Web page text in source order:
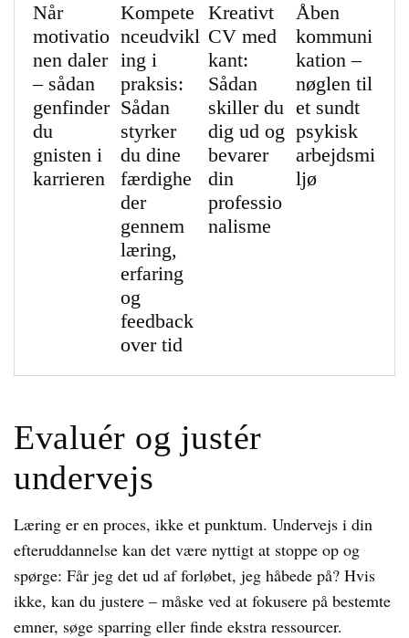
Når
motivatio
nen daler
– sådan
genfinder
du
gnisten i
karrieren
Kompete
nceudvikl
ing i
praksis:
Sådan
styrker
du dine
færdighe
der
gennem
læring,
erfaring
og
feedback
over tid
Kreativt
CV med
kant:
Sådan
skiller du
dig ud og
bevarer
din
professio
nalisme
Åben
kommuni
kation –
nøglen til
et sundt
psykisk
arbejdsmi
ljø
Evaluér og justér
undervejs
Læring er en proces, ikke et punktum. Undervejs i din
efteruddannelse kan det være nyttigt at stoppe op og
spørge: Får jeg det ud af forløbet, jeg håbede på? Hvis
ikke, kan du justere – måske ved at fokusere på bestemte
emner, søge sparring eller finde ekstra ressourcer.